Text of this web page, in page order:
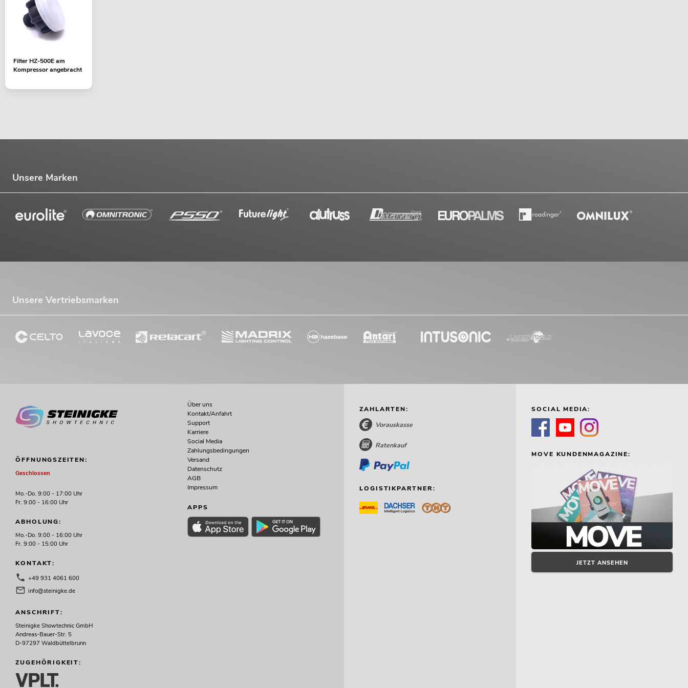
Filter HZ-500E am
Kompressor angebracht
Unsere Marken
Unsere Vertriebsmarken
ÖFFNUNGSZEITEN:
Geschlossen
Mo.-Do. 9:00 - 17:00 Uhr
Fr. 9:00 - 16:00 Uhr
ABHOLUNG:
Mo.-Do. 9:00 - 16:00 Uhr
Fr. 9:00 - 15:00 Uhr
KONTAKT:
+49 931 4061 600
info@steinigke.de
ANSCHRIFT:
Steinigke Showtechnic GmbH
Andreas-Bauer-Str. 5
D-97297 Waldbüttelbrunn
ZUGEHÖRIGKEIT:
Über uns
Kontakt/Anfahrt
Support
Karriere
Social Media
Zahlungsbedingungen
Versand
Datenschutz
AGB
Impressum
APPS
ZAHLARTEN:
Vorauskasse
Ratenkauf
LOGISTIKPARTNER:
SOCIAL MEDIA:
MOVE KUNDENMAGAZINE:
JETZT ANSEHEN